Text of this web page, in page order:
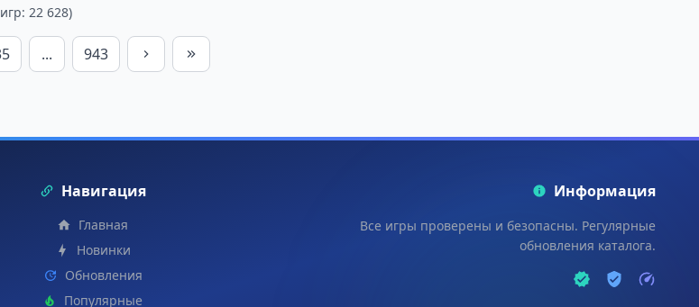
22 628)
... 943
Навигация
Главная
Новинки
Обновления
Популярные
Информация
Все игры проверены и безопасны. Регулярные
обновления каталога.